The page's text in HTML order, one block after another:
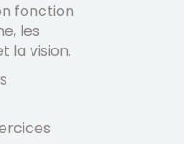
fonction
les
la vision.